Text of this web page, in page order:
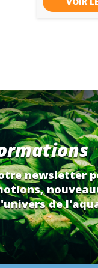
newsletter
de